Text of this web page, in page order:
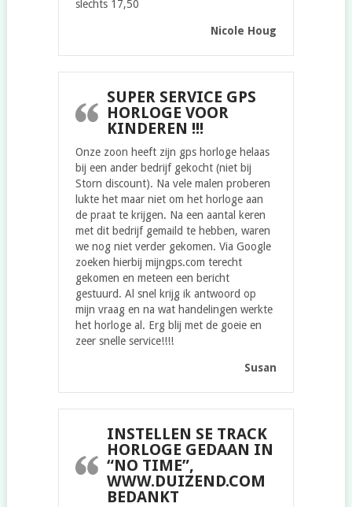
slechts 17,50
Nicole Houg
SUPER SERVICE GPS
HORLOGE VOOR
KINDEREN !!!
Onze zoon heeft zijn gps horloge helaas
bij een ander bedrijf gekocht (niet bij
Storn discount). Na vele malen proberen
lukte het maar niet om het horloge aan
de praat te krijgen. Na een aantal keren
met dit bedrijf gemaild te hebben, waren
we nog niet verder gekomen. Via Google
zoeken hierbij mijngps.com terecht
gekomen en meteen een bericht
gestuurd. Al snel krijg ik antwoord op
mijn vraag en na wat handelingen werkte
het horloge al. Erg blij met de goeie en
zeer snelle service!!!!
Susan
INSTELLEN SE TRACK
HORLOGE GEDAAN IN
“NO TIME”,
WWW.DUIZEND.COM
BEDANKT